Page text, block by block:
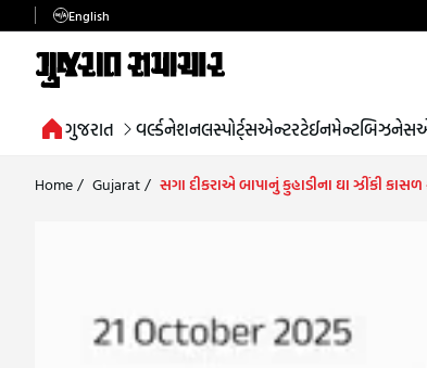
English
ગુજરાત વર્લ્ડનેશનલસ્પોર્ટ્સએન્ટરટેઈનમેન્ટબિઝનેસ
Home/ Gujarat/ સગા દીકરાએ બાપાનું કુહાડીના ઘા ઝીંકી